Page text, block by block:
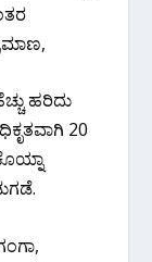
ಹರಿದು
20